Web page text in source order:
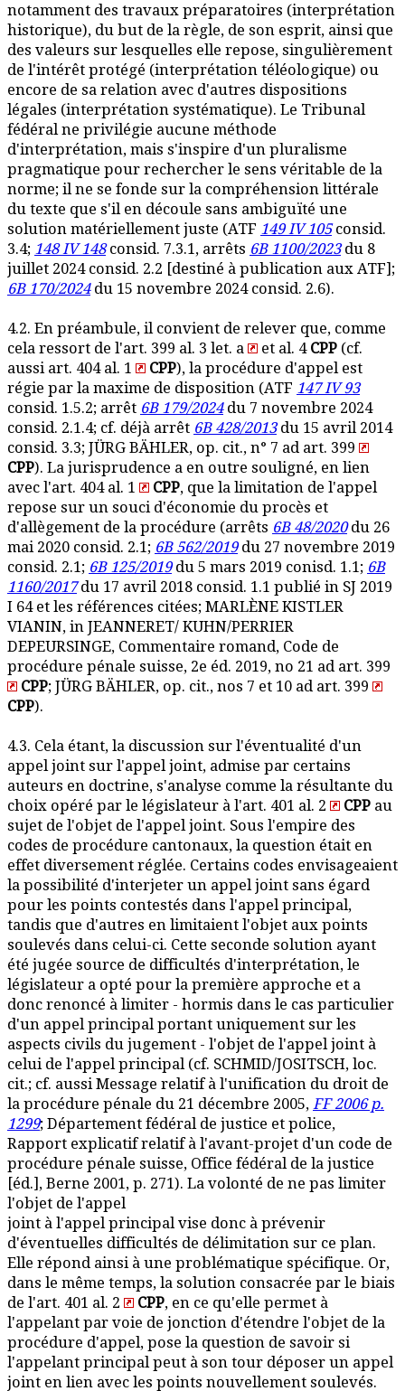
notamment des travaux préparatoires (interprétation
historique), du but de la règle, de son esprit, ainsi que
des valeurs sur lesquelles elle repose, singulièrement
de l'intérêt protégé (interprétation téléologique) ou
encore de sa relation avec d'autres dispositions
légales (interprétation systématique). Le Tribunal
fédéral ne privilégie aucune méthode
d'interprétation, mais s'inspire d'un pluralisme
pragmatique pour rechercher le sens véritable de la
norme; il ne se fonde sur la compréhension littérale
du texte que s'il en découle sans ambiguïté une
solution matériellement juste (ATF 149 IV 105consid.
3.4; 148 IV 148consid. 7.3.1, arrêts 6B 1100/2023du 8
juillet 2024 consid. 2.2 [destiné à publication aux ATF];
6B 170/2024du 15 novembre 2024 consid. 2.6).
4.2. En préambule, il convient de relever que, comme
cela ressort de l'art. 399 al. 3 let. a
et al. 4 CPP (cf.
aussi art. 404 al. 1
CPP), la procédure d'appel est
régie par la maxime de disposition (ATF 147 IV 93
consid. 1.5.2; arrêt 6B 179/2024du 7 novembre 2024
consid. 2.1.4; cf. déjà arrêt 6B 428/2013du 15 avril 2014
consid. 3.3; JÜRG BÄHLER, op. cit., n° 7 ad art. 399
CPP). La jurisprudence a en outre souligné, en lien
avec l'art. 404 al. 1
CPP, que la limitation de l'appel
repose sur un souci d'économie du procès et
d'allègement de la procédure (arrêts 6B 48/2020du 26
mai 2020 consid. 2.1; 6B 562/2019du 27 novembre 2019
consid. 2.1; 6B 125/2019du 5 mars 2019 conisd. 1.1; 6B
1160/2017du 17 avril 2018 consid. 1.1 publié in SJ 2019
I 64 et les références citées; MARLÈNE KISTLER
VIANIN, in JEANNERET/ KUHN/PERRIER
DEPEURSINGE, Commentaire romand, Code de
procédure pénale suisse, 2e éd. 2019, no 21 ad art. 399
CPP; JÜRG BÄHLER, op. cit., nos 7 et 10 ad art. 399
CPP).
4.3. Cela étant, la discussion sur l'éventualité d'un
appel joint sur l'appel joint, admise par certains
auteurs en doctrine, s'analyse comme la résultante du
choix opéré par le législateur à l'art. 401 al. 2
CPP au
sujet de l'objet de l'appel joint. Sous l'empire des
codes de procédure cantonaux, la question était en
effet diversement réglée. Certains codes envisageaient
la possibilité d'interjeter un appel joint sans égard
pour les points contestés dans l'appel principal,
tandis que d'autres en limitaient l'objet aux points
soulevés dans celui-ci. Cette seconde solution ayant
été jugée source de difficultés d'interprétation, le
législateur a opté pour la première approche et a
donc renoncé à limiter - hormis dans le cas particulier
d'un appel principal portant uniquement sur les
aspects civils du jugement - l'objet de l'appel joint à
celui de l'appel principal (cf. SCHMID/JOSITSCH, loc.
cit.; cf. aussi Message relatif à l'unification du droit de
la procédure pénale du 21 décembre 2005, FF 2006 p.
1299; Département fédéral de justice et police,
Rapport explicatif relatif à l'avant-projet d'un code de
procédure pénale suisse, Office fédéral de la justice
[éd.], Berne 2001, p. 271). La volonté de ne pas limiter
l'objet de l'appel
joint à l'appel principal vise donc à prévenir
d'éventuelles difficultés de délimitation sur ce plan.
Elle répond ainsi à une problématique spécifique. Or,
dans le même temps, la solution consacrée par le biais
de l'art. 401 al. 2
CPP, en ce qu'elle permet à
l'appelant par voie de jonction d'étendre l'objet de la
procédure d'appel, pose la question de savoir si
l'appelant principal peut à son tour déposer un appel
joint en lien avec les points nouvellement soulevés.